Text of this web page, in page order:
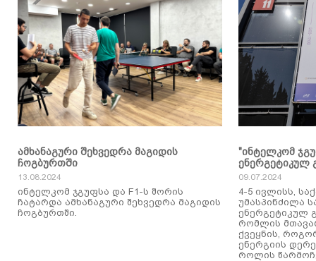
ამხანაგური შეხვედრა მაგიდის
ჩოგბურთში
13.08.2024
ინტელკომ ჯგუფსა და F1-ს შორის
ჩატარდა ამხანაგური შეხვედრა მაგიდის
ჩოგბურთში.
"ინტელკომ
ენერგეტიკულ
09.07.2024
4-5 ივლისს,
უმასპინძილა
ენერგეტიკულ
რომლის
ქვეყნის,
ენერგიის
როლის